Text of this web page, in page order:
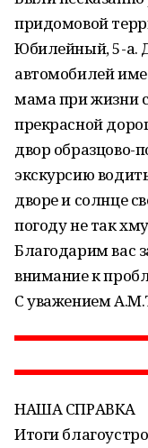
придомовой
Юбилейный, 5-а.
автомобилей
мама при жизни
прекрасной
двор образцово-
экскурсию
дворе и солнце
погоду не так
Благодарим вас
внимание к
С уважением
НАША СПРАВКА
Итоги